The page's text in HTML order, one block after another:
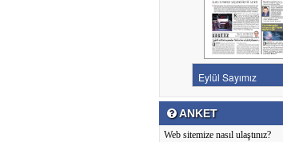
ANKET
Web sitemize nasıl ulaştınız?